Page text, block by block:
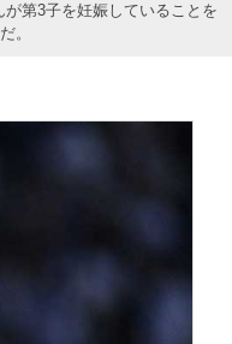
第3子を妊娠していることを
。